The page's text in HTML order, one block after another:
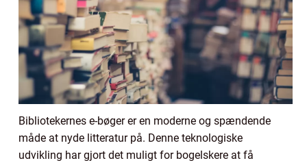
Bibliotekernes e-bøger er en moderne og spændende
måde at nyde litteratur på. Denne teknologiske
udvikling har gjort det muligt for bogelskere at få